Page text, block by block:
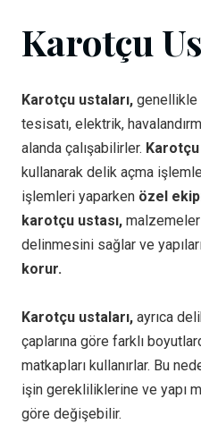
Karotçu
Karotçu ustaları, genellikle
tesisatı, elektrik,
alanda çalışabilirler. Karotçu
kullanarak delik açma
işlemleri yaparken özel
karotçu ustası,
delinmesini sağlar ve
korur.
Karotçu ustaları, ayrıca
çaplarına göre farklı
matkapları kullanırlar. Bu
işin gerekliliklerine ve yapı
göre değişebilir.